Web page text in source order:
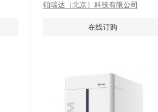
铂瑞达（北京）科技有限公司
在线订购